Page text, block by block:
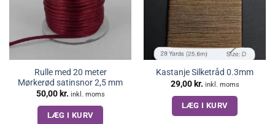
Rulle med 20 meter
Mørkerød satinsnor 2,5 mm
50,00 kr. inkl. moms
LÆG I KURV
Kastanje Silketråd 0.3mm
29,00 kr. inkl. moms
LÆG I KURV